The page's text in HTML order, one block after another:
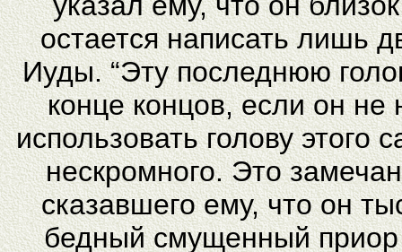
остается написать лишь
Иуды. “Эту последнюю
конце концов, если он не
использовать голову этого
нескромного. Это
сказавшего ему, что он
бедный смущенный приор